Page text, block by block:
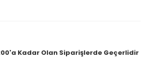
Kadar Olan Siparişlerde Geçerlidir